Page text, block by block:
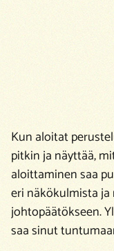
Kun aloitat
pitkin ja näyttää,
aloittaminen saa
eri näkökulmista
johtopäätökseen.
saa sinut